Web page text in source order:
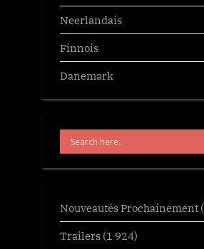
Neerlandais
Finnois
Danemark
Nouveautés Prochainement
Trailers (1 924)